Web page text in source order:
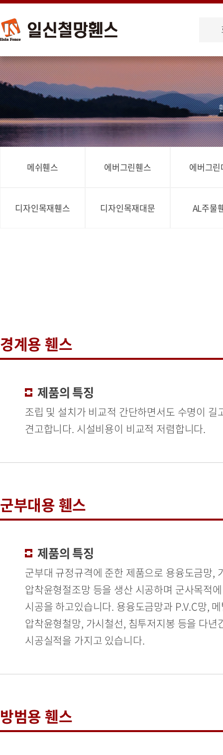
메쉬휀스 에버그린휀스 에버그
디자인목재휀스 디자인목재대문 AL주물
경계용 휀스
제품의 특징
조립 및 설치가 비교적 간단하면서도 수명이 길
견고합니다. 시설비용이 비교적 저렴합니다.
군부대용 휀스
제품의 특징
군부대 규정규격에 준한 제품으로 용융도금망,
압착윤형절조망 등을 생산 시공하며 군사목적
시공을 하고있습니다. 용융도금망과 P.V.C망,
압착윤형철망, 가시철선, 침투저지봉 등을 다년
시공실적을 가지고 있습니다.
방범용 휀스